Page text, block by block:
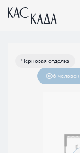
2-комнатная
Черновая отделка
6 человек